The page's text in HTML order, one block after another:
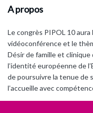
A propos
Le congrès PIPOL 10
vidéoconférence et le
Désir de famille et
l’identité européenne de
de poursuivre la tenue de
l’accueille avec